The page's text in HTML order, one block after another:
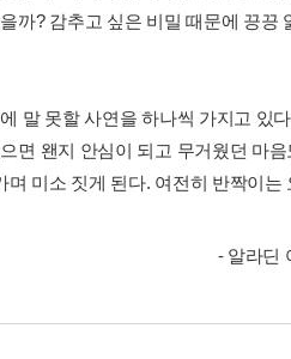
까? 감추고 싶은 비밀 때문에 끙끙
말 못할 사연을 하나씩 가지고 있
면 왠지 안심이 되고 무거웠던 마
미소 짓게 된다. 여전히 반짝이는
- 알라딘